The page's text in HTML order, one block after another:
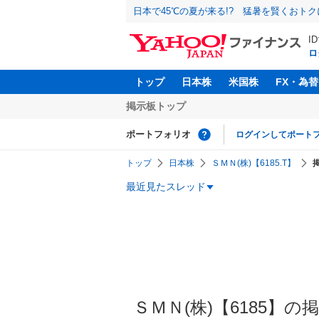
日本で45℃の夏が来る!? 猛暑を賢くおトク
トップ 日本株 米国株 FX・為替
掲示板トップ
ポートフォリオ ログインしてポート
トップ 日本株 ＳＭＮ(株)【6185.T】
最近見たスレッド
ＳＭＮ(株)【6185】の